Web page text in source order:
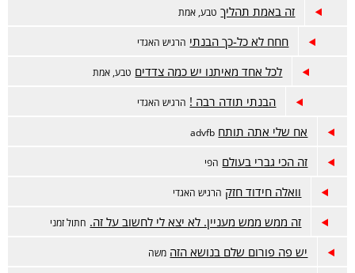
זה באמת תהליך טבע, אמת
חחח לא כל-כך הבנתי הרגיש האגדי
לכל אחד מאיתנו יש כמה צדדים טבע, אמת
הבנתי תודה רבה ! הרגיש האגדי
אח שלי אתה תותח advfb
זה הכי גברי בעולם הפי
וואלה חידוד חזק הרגיש האגדי
זה ממש ממש מעניין. לא יצא לי לחשוב על זה. חתול זמני
יש פה פורום שלם בנושא הזה משה